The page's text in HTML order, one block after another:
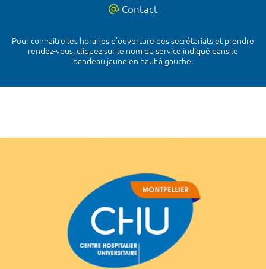
Contact
Pour connaître les horaires d’ouverture des secrétariats et prendre
rendez-vous, cliquez sur le nom du service indiqué dans le
bandeau jaune en haut à gauche.